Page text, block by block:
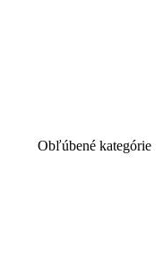
Obľúbené kategórie